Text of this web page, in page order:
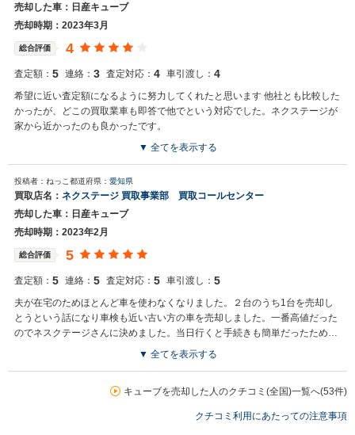
んでお乗りいただけると嬉しいです。今後のメンテナンスや気になる
ところがあれば、お気軽にご連絡頂戴できればと思っております。引
売却した車：日産キューブ
売却時期：2023年3月
総合評価 4
査定額： 5 連絡： 3 査定対応： 4 車引渡し： 4
希望に近い査定額になるように努力してくれたと思います 他社とも比較した
かったが、どこの買取業車も即答で他でという対応でした。ネクステージが
家から近かったのも良かったです。
買取店からの返信
お世話になっております。 株式会社ネクステージでございます。 この
度はネクステージをご利用いただきまして誠にありがとうございまし
た。 今後もご満足いただけるよう精進してまいります。 スタッフ一
同、またのご利用お待ちしております。
▼ 全てを表示する
投稿者：ねっこ 都道府県： 愛知県
買取店名： ネクステージ 買取事業部 買取コールセンター
売却した車：日産キューブ
売却時期：2023年2月
総合評価 5
査定額： 5 連絡： 5 査定対応： 5 車引渡し： 5
夫が在宅のためほとんど車を使わなくなりました。２台のうち1台を売却し
とうという話になり車検も近い古い方の車を売却しました。一番高値だった
のでネスクテージさんに決めました。当日行くと手続きも簡単だったため助
買取店からの返信
お世話になっております。 株式会社ネクステージでございます。 この
▼ 全てを表示する
キューブを売却した人のクチコミ(全国)一覧へ(53件)
クチコミ利用にあたっての注意事項